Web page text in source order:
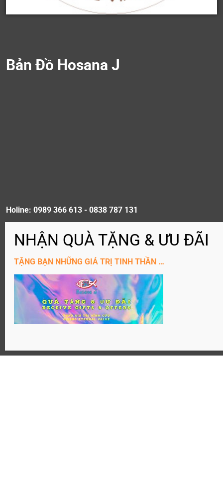
Bản Đồ Hosana J
Holine: 0989 366 613 - 0838 787 131
ĐĂNG KÝ KÊNH YouTube
TẶNG BẠN NHỮNG GIÁ TRỊ TINH THẦN …